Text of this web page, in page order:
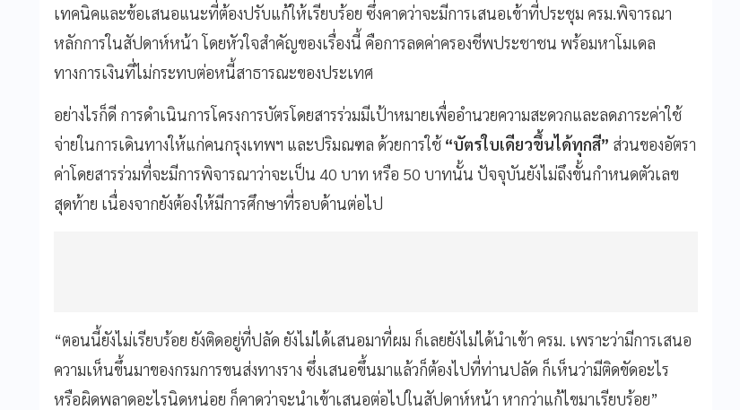
เทคนิคและข้อเสนอแนะที่ต้องปรับแก้ให้เรียบร้อย ซึ่งคาดว่าจะมีการเสนอเข้าที่ประชุม ครม.พิจารณา
หลักการในสัปดาห์หน้า โดยหัวใจสำคัญของเรื่องนี้ คือการลดค่าครองชีพประชาชน พร้อมหาโมเดล
ทางการเงินที่ไม่กระทบต่อหนี้สาธารณะของประเทศ
อย่างไรก็ดี การดำเนินการโครงการบัตรโดยสารร่วมมีเป้าหมายเพื่ออำนวยความสะดวกและลดภาระค่าใช้
จ่ายในการเดินทางให้แก่คนกรุงเทพฯ และปริมณฑล ด้วยการใช้ “บัตรใบเดียวขึ้นได้ทุกสี” ส่วนของอัตรา
ค่าโดยสารร่วมที่จะมีการพิจารณาว่าจะเป็น 40 บาท หรือ 50 บาทนั้น ปัจจุบันยังไม่ถึงขั้นกำหนดตัวเลข
สุดท้าย เนื่องจากยังต้องให้มีการศึกษาที่รอบด้านต่อไป
“ตอนนี้ยังไม่เรียบร้อย ยังติดอยู่ที่ปลัด ยังไม่ได้เสนอมาที่ผม ก็เลยยังไม่ได้นำเข้า ครม. เพราะว่ามีการเสนอ
ความเห็นขึ้นมาของกรมการขนส่งทางราง ซึ่งเสนอขึ้นมาแล้วก็ต้องไปที่ท่านปลัด ก็เห็นว่ามีติดขัดอะไร
หรือผิดพลาดอะไรนิดหน่อย ก็คาดว่าจะนำเข้าเสนอต่อไปในสัปดาห์หน้า หากว่าแก้ไขมาเรียบร้อย”